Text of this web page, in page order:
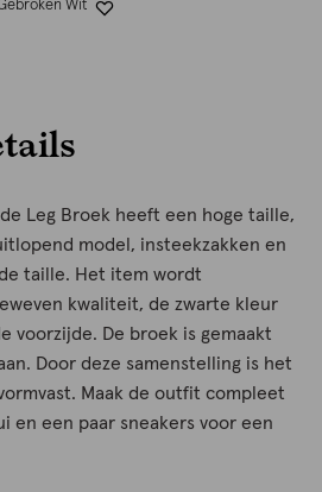
Wit
Leg Broek heeft een hoge taille,
model, insteekzakken en
taille. Het item wordt
kwaliteit, de zwarte kleur
voorzijde. De broek is gemaakt
Door deze samenstelling is het
Maak de outfit compleet
en een paar sneakers voor een